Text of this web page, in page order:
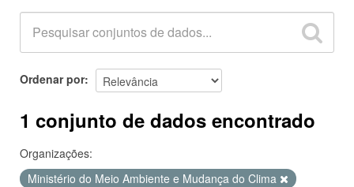
Ordenar por
1 conjunto de dados encontrado
Organizações:
Ministério do Meio Ambiente e Mudança do Clima